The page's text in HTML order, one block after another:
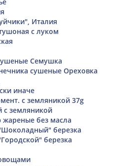
Италия
с луком
Семушка
сушеные Ореховка
иначе
с земляникой 37g
с земляникой
без масла
березка
березка